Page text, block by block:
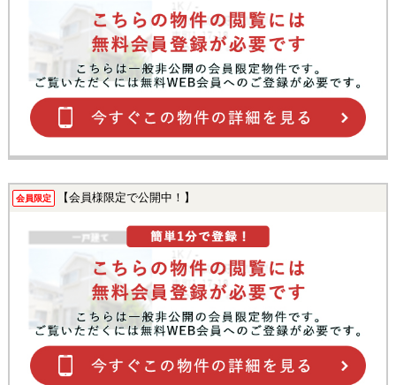
会員限定 【会員様限定で公開中！】